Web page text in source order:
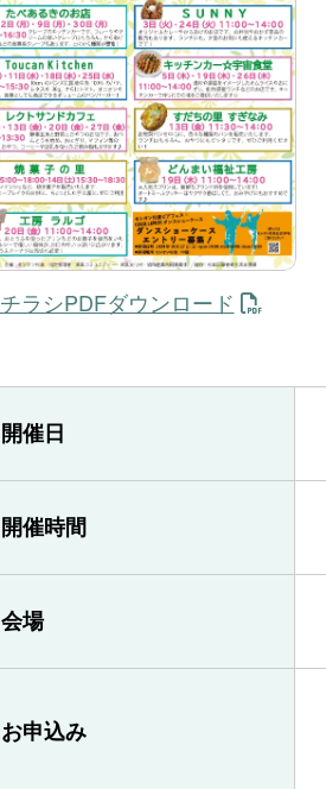
チラシPDFダウンロード
開催日
開催時間
会場
お申込み